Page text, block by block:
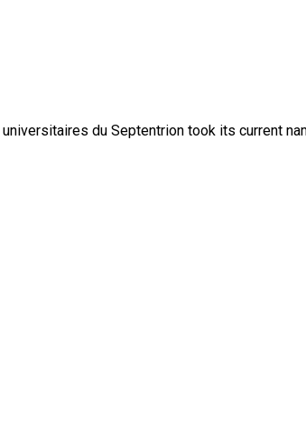
du Septentrion took its current